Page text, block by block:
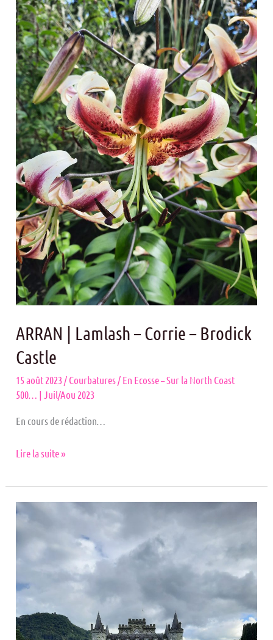
ARRAN | Lamlash – Corrie – Brodick
Castle
15 août 2023 / Courbatures / En Ecosse – Sur la North Coast
500… | Juil/Aou 2023
En cours de rédaction…
|
Lamlash
–
Corrie
–
Brodick
Castle
Lire la suite »
Inveraray
–
Tarbert
–
|
Lochranza
Castle